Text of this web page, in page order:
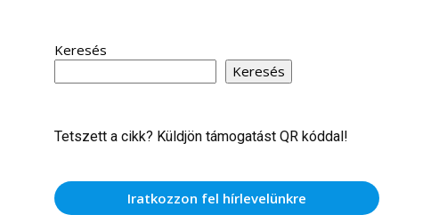
Keresés
Keresés
Tetszett a cikk? Küldjön támogatást QR kóddal!
Iratkozzon fel hírlevelünkre